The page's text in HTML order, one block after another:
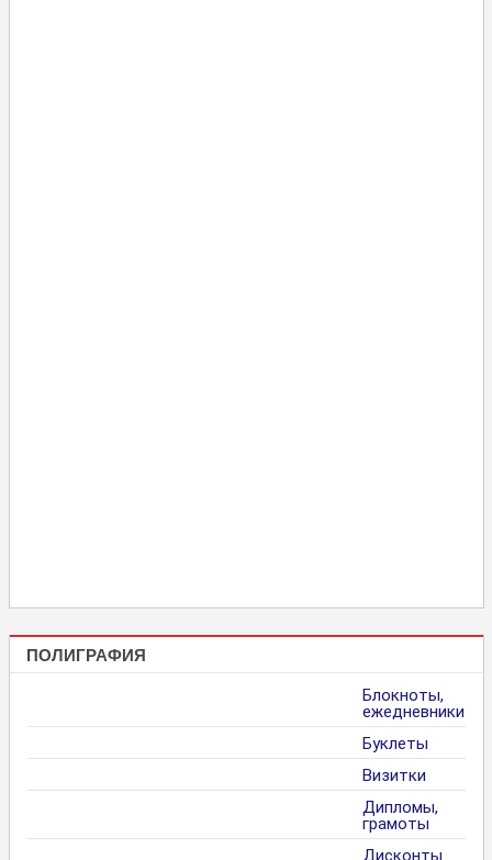
ПОЛИГРАФИЯ
Блокноты,
ежедневники
Буклеты
Визитки
Дипломы,
грамоты
Дисконты